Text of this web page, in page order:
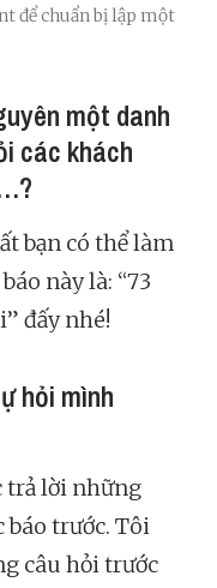
để chuẩn bị lập một
một danh
các khách
bạn có thể làm
này là: “73
đấy nhé!
hỏi mình
trả lời những
báo trước. Tôi
câu hỏi trước